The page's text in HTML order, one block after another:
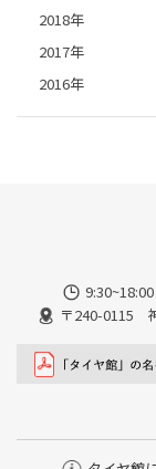
2018年
2017年
2016年
〒240-0115